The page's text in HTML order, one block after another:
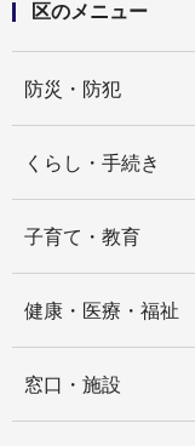
区のメニュー
防災・防犯
くらし・手続き
子育て・教育
健康・医療・福祉
窓口・施設